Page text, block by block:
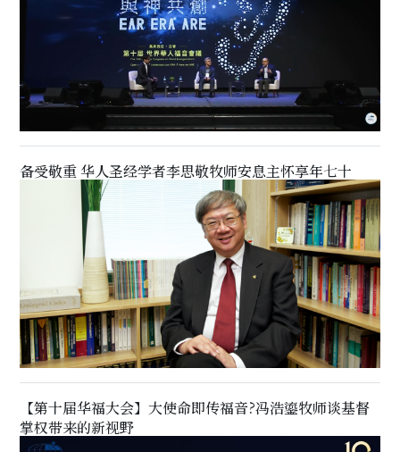
备受敬重 华人圣经学者李思敬牧师安息主怀享年七十
【第十届华福大会】大使命即传福音?冯浩鎏牧师谈基督
掌权带来的新视野